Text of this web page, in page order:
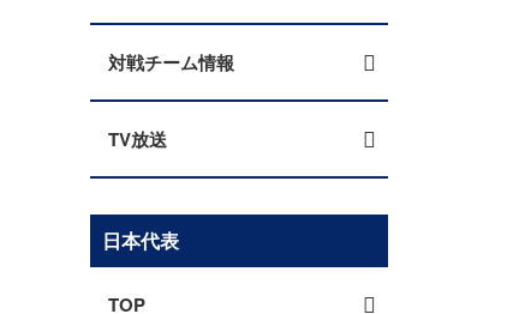
対戦チーム情報
TV放送
日本代表
TOP